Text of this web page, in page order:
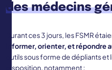
des médecins
Durant ces 3 jours, les FSMR
informer, orienter, et répondre
outils sous forme de dépliants
disposition, notamment :